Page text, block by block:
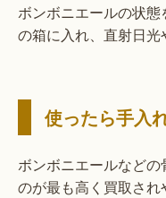
ボンボニエールの状
の箱に入れ、直射日光
使ったら手入
ボンボニエールなど
のが最も高く買取され